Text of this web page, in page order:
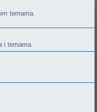
temama.
i temama.